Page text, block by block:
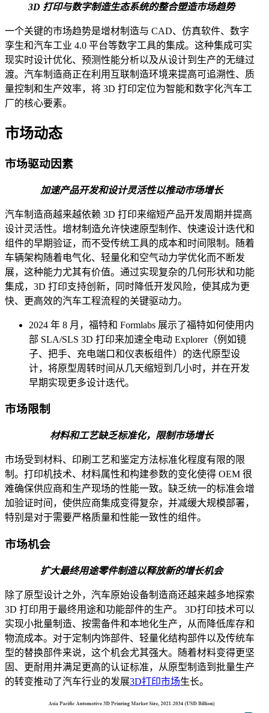
3D 打印与数字制造生态系统的整合塑造市场趋势
一个关键的市场趋势是增材制造与 CAD、仿真软件、数字
孪生和汽车工业 4.0 平台等数字工具的集成。这种集成可实
现实时设计优化、预测性能分析以及从设计到生产的无缝过
渡。汽车制造商正在利用互联制造环境来提高可追溯性、质
量控制和生产效率，将 3D 打印定位为智能和数字化汽车工
厂的核心要素。
市场动态
市场驱动因素
加速产品开发和设计灵活性以推动市场增长
汽车制造商越来越依赖 3D 打印来缩短产品开发周期并提高
设计灵活性。增材制造允许快速原型制作、快速设计迭代和
组件的早期验证，而不受传统工具的成本和时间限制。随着
车辆架构随着电气化、轻量化和空气动力学优化而不断发
展，这种能力尤其有价值。通过实现复杂的几何形状和功能
集成，3D 打印支持创新，同时降低开发风险，使其成为更
快、更高效的汽车工程流程的关键驱动力。
2024 年 8 月，福特和 Formlabs 展示了福特如何使用内
部 SLA/SLS 3D 打印来加速全电动 Explorer（例如镜
子、把手、充电端口和仪表板组件）的迭代原型设
计，将原型周转时间从几天缩短到几小时，并在开发
早期实现更多设计迭代。
市场限制
材料和工艺缺乏标准化，限制市场增长
市场受到材料、印刷工艺和鉴定方法标准化程度有限的限
制。打印机技术、材料属性和构建参数的变化使得 OEM 很
难确保供应商和生产现场的性能一致。缺乏统一的标准会增
加验证时间，使供应商集成变得复杂，并减缓大规模部署，
特别是对于需要严格质量和性能一致性的组件。
市场机会
扩大最终用途零件制造以释放新的增长机会
除了原型设计之外，汽车原始设备制造商还越来越多地探索
3D 打印用于最终用途和功能部件的生产。 3D打印技术可以
实现小批量制造、按需备件和本地化生产，从而降低库存和
物流成本。对于定制内饰部件、轻量化结构部件以及传统车
型的替换部件来说，这个机会尤其强大。随着材料变得更坚
固、更耐用并满足更高的认证标准，从原型制造到批量生产
的转变推动了汽车行业的发展3D打印市场生长。